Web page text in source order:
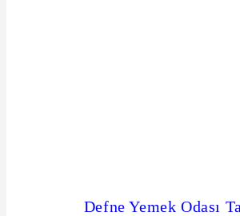
Defne Yemek Odası